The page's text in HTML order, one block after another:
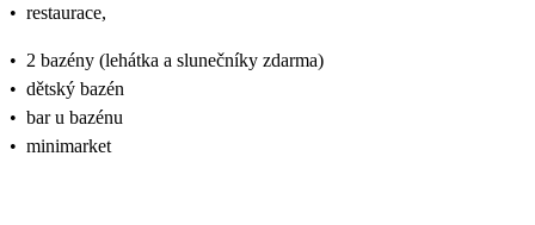
• restaurace,
• 2 bazény (lehátka a slunečníky zdarma)
• dětský bazén
• bar u bazénu
• minimarket